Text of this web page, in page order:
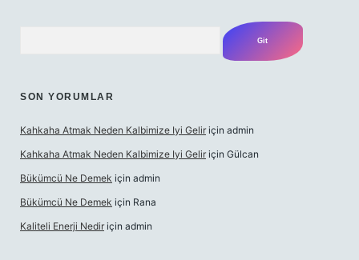
SON YORUMLAR
Kahkaha Atmak Neden Kalbimize Iyi Gelir için admin
Kahkaha Atmak Neden Kalbimize Iyi Gelir için Gülcan
Bükümcü Ne Demek için admin
Bükümcü Ne Demek için Rana
Kaliteli Enerji Nedir için admin